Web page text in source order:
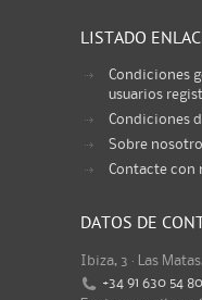
LISTADO
Condiciones
usuarios
Condiciones
Sobre
Contacte con
DATOS DE
Ibiza, 3 · Las
+34 91 630 54 80